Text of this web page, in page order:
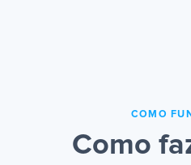
COMO
Como